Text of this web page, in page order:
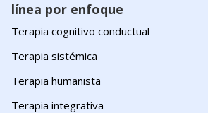
línea por enfoque
Terapia cognitivo conductual
Terapia sistémica
Terapia humanista
Terapia integrativa